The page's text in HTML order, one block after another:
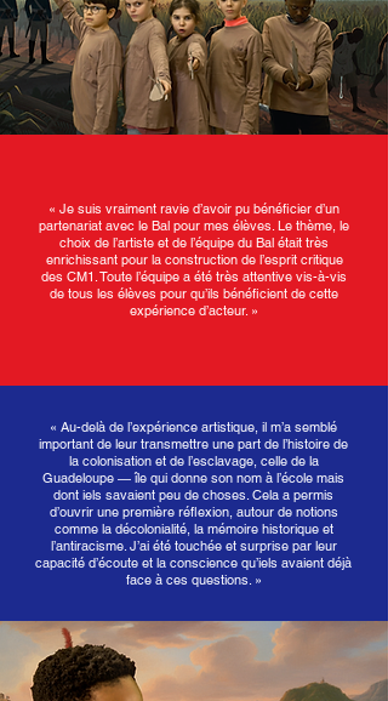
« Je suis vraiment ravie d’avoir pu bénéficier d’un
partenariat avec le Bal pour mes élèves. Le thème, le
choix de l’artiste et de l’équipe du Bal était très
enrichissant pour la construction de l’esprit critique
des CM1. Toute l’équipe a été très attentive vis-à-vis
de tous les élèves pour qu’ils bénéficient de cette
expérience d’acteur. »
« Au-delà de l’expérience artistique, il m’a semblé
important de leur transmettre une part de l’histoire de
la colonisation et de l’esclavage, celle de la
Guadeloupe — île qui donne son nom à l’école mais
dont iels savaient peu de choses. Cela a permis
d’ouvrir une première réflexion, autour de notions
comme la décolonialité, la mémoire historique et
l’antiracisme. J’ai été touchée et surprise par leur
capacité d’écoute et la conscience qu’iels avaient déjà
face à ces questions. »